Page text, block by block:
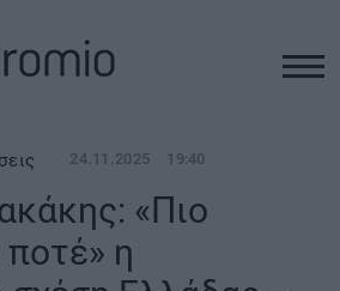
24.11.2025 19:40
«Πιο
η